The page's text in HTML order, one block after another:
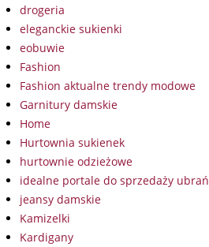
drogeria
eleganckie sukienki
eobuwie
Fashion
Fashion aktualne trendy modowe
Garnitury damskie
Home
Hurtownia sukienek
hurtownie odzieżowe
idealne portale do sprzedaży ubrań
jeansy damskie
Kamizelki
Kardigany